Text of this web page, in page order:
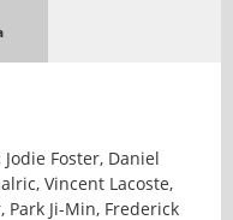
Jodie Foster, Daniel
Vincent Lacoste,
Ji-Min, Frederick